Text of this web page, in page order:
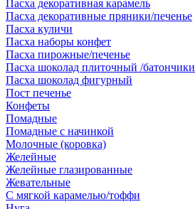
Пасха декоративная карамель
Пасха декоративные пряники/печенье
Пасха куличи
Пасха наборы конфет
Пасха пирожные/печенье
Пасха шоколад плиточный /батончики
Пасха шоколад фигурный
Пост печенье
Конфеты
Помадные
Помадные с начинкой
Молочные (коровка)
Желейные
Желейные глазированные
Жевательные
С мягкой карамелью/тоффи